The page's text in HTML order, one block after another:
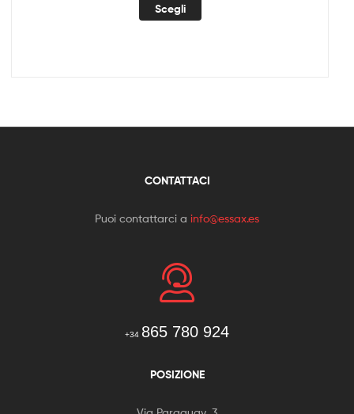
Scegli
CONTATTACI
Puoi contattarci a info@essax.es
+34 865 780 924
POSIZIONE